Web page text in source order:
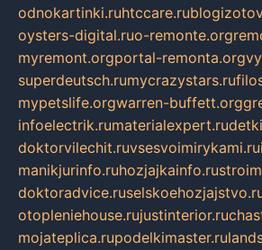
odnokartinki.ruhtccare.ru
oysters-digital.ruo-remonte.org
myremont.orgportal-remonta.org
superdeutsch.rumycrazystars.ru
mypetslife.orgwarren-buffett.org
infoelectrik.rumaterialexpert.ru
doktorvilechit.ruvsesvoimirykami.ru
manikjurinfo.ruhozjajkainfo.ru
doktoradvice.ru
otopleniehouse.rujustinterior.ru
mojateplica.rupodelkimaster.ru